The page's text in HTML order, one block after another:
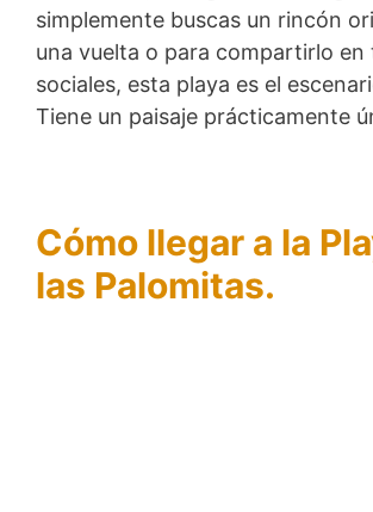
simplemente buscas un rincón
una vuelta o para compartirlo en
sociales, esta playa es el
Tiene un paisaje prácticamente
Cómo llegar a la
las Palomitas.